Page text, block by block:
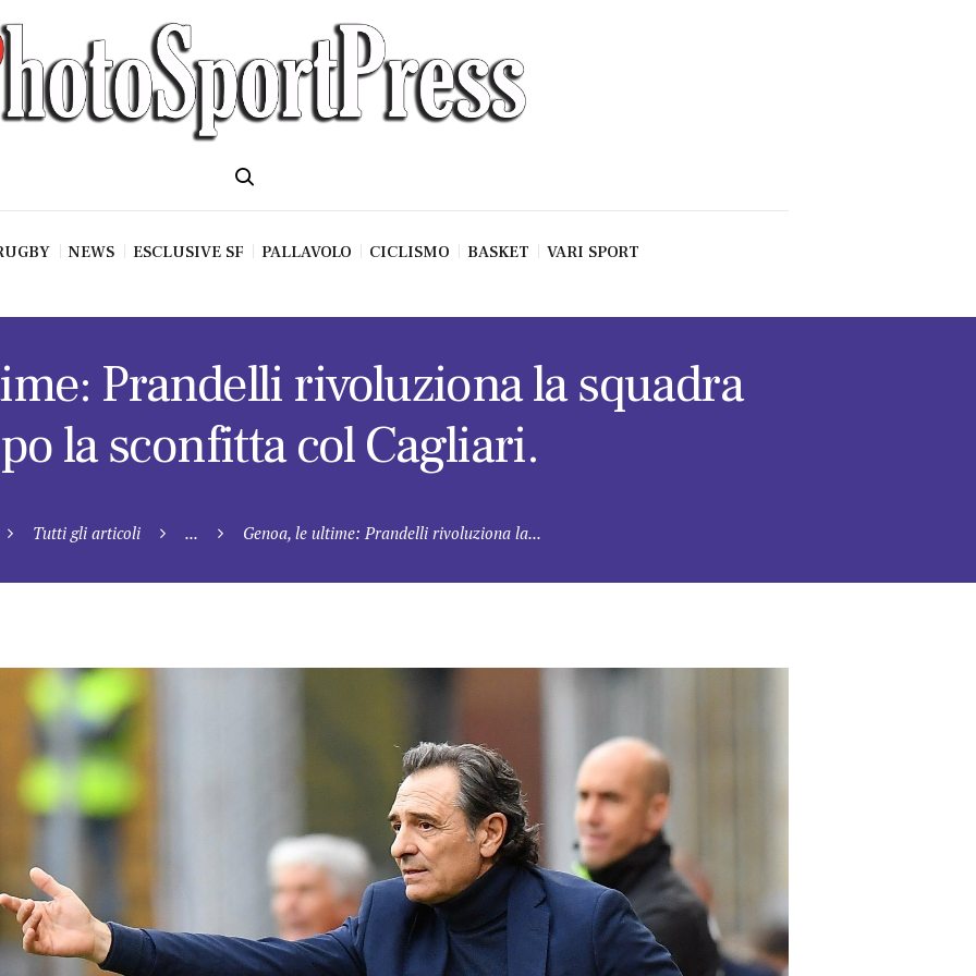
NEWS ESCLUSIVE SF PALLAVOLO CICLISMO BASKET VARI SPORT
Prandelli rivoluziona la squadra
la sconfitta col Cagliari.
Tutti gli articoli ... Genoa, le ultime: Prandelli rivoluziona la...